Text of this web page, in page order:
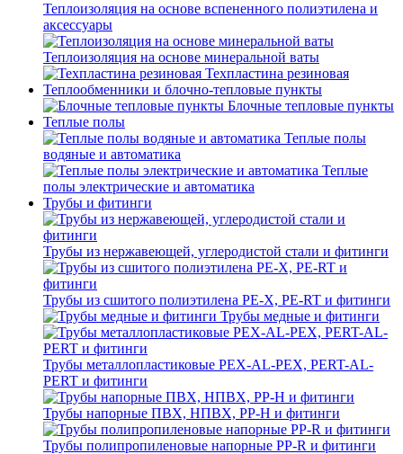
Теплоизоляция на основе вспененного полиэтилена и
аксессуары
Теплоизоляция на основе минеральной ваты
Техпластина резиновая
Теплообменники и блочно-тепловые пункты
Блочные тепловые пункты
Теплые полы
Теплые полы
водяные и автоматика
Теплые
полы электрические и автоматика
Трубы и фитинги
Трубы из нержавеющей, углеродистой стали и фитинги
Трубы из сшитого полиэтилена PE-X, PE-RT и фитинги
Трубы медные и фитинги
Трубы металлопластиковые PEX-AL-PEX, PERT-AL-
PERT и фитинги
Трубы напорные ПВХ, НПВХ, PP-H и фитинги
Трубы полипропиленовые напорные PP-R и фитинги